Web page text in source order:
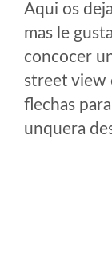
Aqui os
mas le
concocer
street view
flechas
unquera